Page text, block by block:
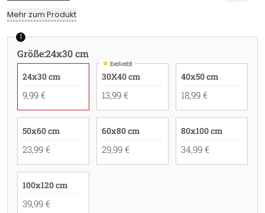
Mehr zum Produkt
1
Größe:24x30 cm
24x30 cm
9,99 €
★beliebt
30X40 cm
13,99 €
40x50 cm
18,99 €
50x60 cm
23,99 €
60x80 cm
29,99 €
80x100 cm
34,99 €
100x120 cm
39,99 €